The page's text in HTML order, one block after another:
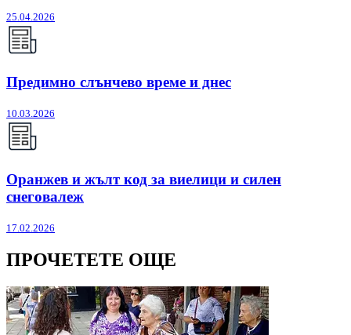
25.04.2026
Предимно слънчево време и днес
10.03.2026
Оранжев и жълт код за виелици и силен
снеговалеж
17.02.2026
ПРОЧЕТЕТЕ ОЩЕ